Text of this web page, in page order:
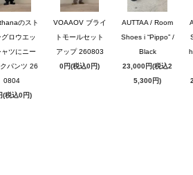
のスト
グロウエッ
ャツにニー
パンツ 26
0804
(税込0円)
VOAAOV ブライ
トモールセット
アップ 260803
0円(税込0円)
AUTTAA / Room
Shoes i “Pippo” /
Black
23,000円(税込2
5,300円)